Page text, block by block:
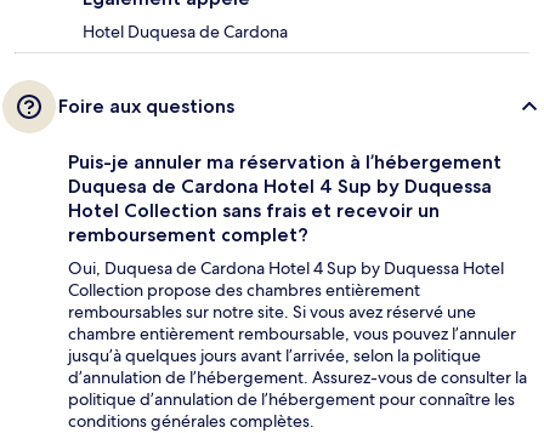
Hotel Duquesa de Cardona
Foire aux questions
Puis-je annuler ma réservation à l’hébergement
Duquesa de Cardona Hotel 4 Sup by Duquessa
Hotel Collection sans frais et recevoir un
remboursement complet?
Oui, Duquesa de Cardona Hotel 4 Sup by Duquessa Hotel
Collection propose des chambres entièrement
remboursables sur notre site. Si vous avez réservé une
chambre entièrement remboursable, vous pouvez l’annuler
jusqu’à quelques jours avant l’arrivée, selon la politique
d’annulation de l’hébergement. Assurez-vous de consulter la
politique d’annulation de l’hébergement pour connaître les
conditions générales complètes.